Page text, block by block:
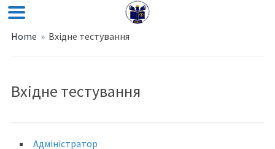
Home » Вхідне тестування
Вхідне тестування
Адміністратор